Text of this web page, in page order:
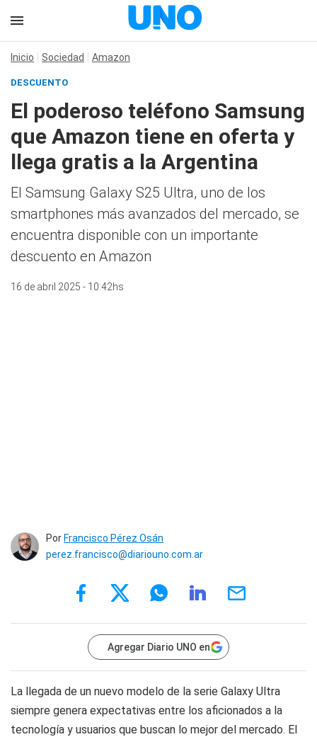
Inicio Sociedad Amazon
DESCUENTO
El poderoso teléfono Samsung
que Amazon tiene en oferta y
llega gratis a la Argentina
El Samsung Galaxy S25 Ultra, uno de los
smartphones más avanzados del mercado, se
encuentra disponible con un importante
descuento en Amazon
16 de abril 2025 - 10:42hs
Por Francisco Pérez Osán
perez.francisco@diariouno.com.ar
Agregar Diario UNO en
La llegada de un nuevo modelo de la serie Galaxy Ultra
siempre genera expectativas entre los aficionados a la
tecnología y usuarios que buscan lo mejor del mercado. El